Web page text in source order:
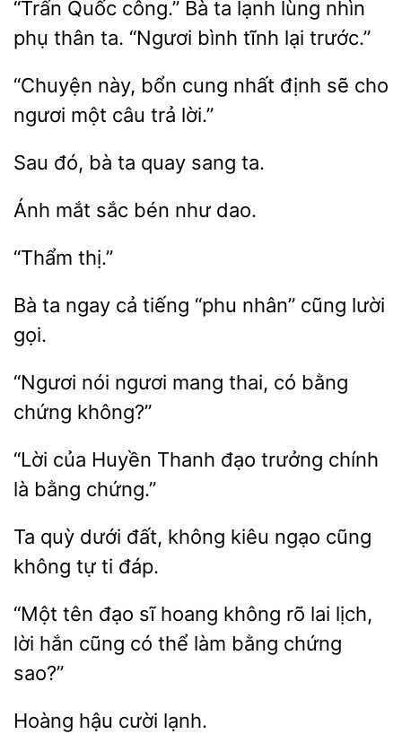
“Trấn Quốc công.” Bà ta lạnh lùng nhìn
phụ thân
bình tĩnh trước.”
“Chuyện
bổn cung nhất định sẽ
ngươi
câu trả lời.”
Sau đó, bà quay
Ánh bén dao.
Bà ta ngay cả tiếng “phu
gọi.
“Ngươi
ngươi mang thai,
chứng không?”
“Lời của Huyền Thanh
chính
bằng chứng.”
Ta quỳ
đất, không kiêu
không tự ti đáp.
“Một tên đạo sĩ hoang không rõ lai lịch,
cũng
thể làm bằng chứng
sao?”
Hoàng